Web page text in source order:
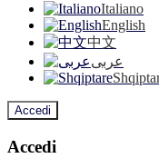
Italiano
English
中文
عربى
Accedi
Accedi